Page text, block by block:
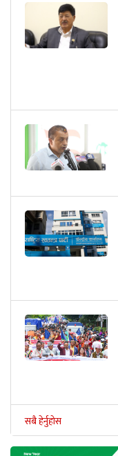
सबै हेर्नुहोस